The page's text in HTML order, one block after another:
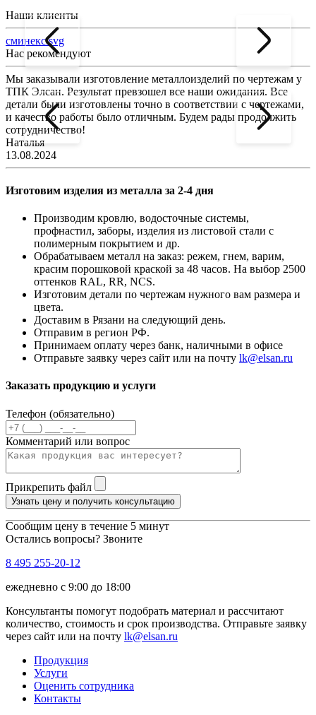
Наши клиенты
сминекс.svg
Нас рекомендуют
Мы заказывали изготовление металлоизделий по чертежам у
ТПК Элсан. Результат превзошел все наши ожидания. Все
детали были изготовлены точно в соответствии с чертежами,
и качество работы было отличным. Будем рады продолжить
сотрудничество!
Наталья
13.08.2024
Изготовим изделия из металла за 2-4 дня
Производим кровлю, водосточные системы,
профнастил, заборы, изделия из листовой стали с
полимерным покрытием и др.
Обрабатываем металл на заказ: режем, гнем, варим,
красим порошковой краской за 48 часов. На выбор 2500
оттенков RAL, RR, NCS.
Изготовим детали по чертежам нужного вам размера и
цвета.
Доставим в Рязани на следующий день.
Отправим в регион РФ.
Принимаем оплату через банк, наличными в офисе
Отправьте заявку через сайт или на почту lk@elsan.ru
Заказать продукцию и услуги
Телефон (обязательно)
Комментарий или вопрос
Прикрепить файл
Узнать цену и получить консультацию
Сообщим цену в течение 5 минут
Остались вопросы? Звоните
8 495 255-20-12
ежедневно с 9:00 до 18:00
Консультанты помогут подобрать материал и рассчитают
количество, стоимость и срок производства. Отправьте заявку
через сайт или на почту lk@elsan.ru
Продукция
Услуги
Оценить сотрудника
Контакты